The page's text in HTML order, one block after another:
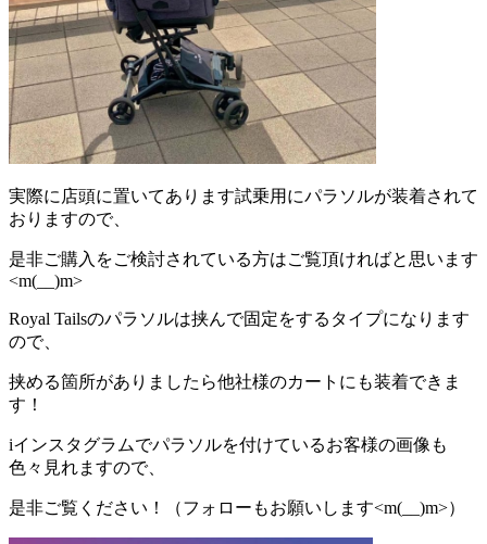
実際に店頭に置いてあります試乗用にパラソルが装着されて
おりますので、
是非ご購入をご検討されている方はご覧頂ければと思います
<m(__)m>
Royal Tailsのパラソルは挟んで固定をするタイプになります
ので、
挟める箇所がありましたら他社様のカートにも装着できま
す！
iインスタグラムでパラソルを付けているお客様の画像も
色々見れますので、
是非ご覧ください！（フォローもお願いします<m(__)m>）